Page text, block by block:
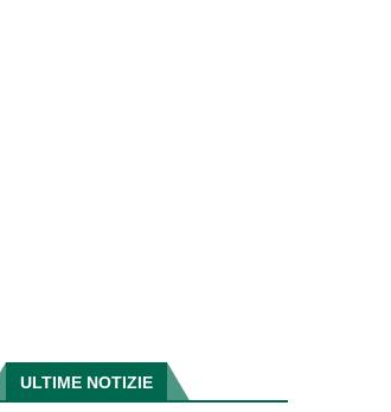
ULTIME NOTIZIE